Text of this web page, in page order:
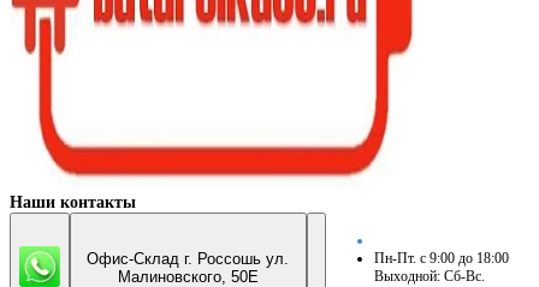
Наши контакты
Офис-Склад г. Россошь ул.
Малиновского, 50Е
Пн-Пт. с 9:00 до 18:00
Выходной: Сб-Вс.